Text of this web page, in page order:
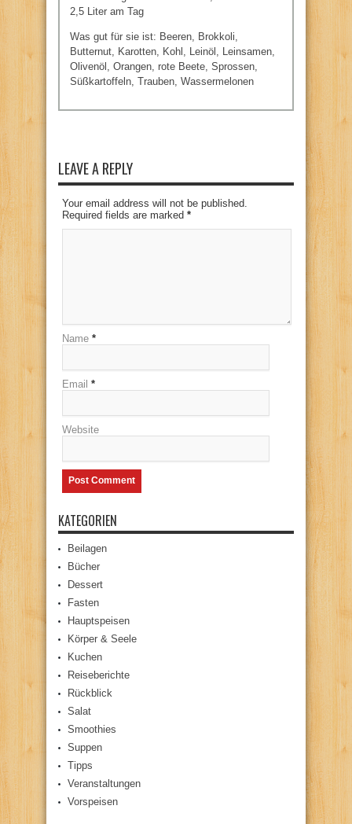
2,5 Liter am Tag
Was gut für sie ist: Beeren, Brokkoli,
Butternut, Karotten, Kohl, Leinöl, Leinsamen,
Olivenöl, Orangen, rote Beete, Sprossen,
Süßkartoffeln, Trauben, Wassermelonen
LEAVE A REPLY
Your email address will not be published.
Required fields are marked *
Name *
Email *
Website
KATEGORIEN
Beilagen
Bücher
Dessert
Fasten
Hauptspeisen
Körper & Seele
Kuchen
Reiseberichte
Rückblick
Salat
Smoothies
Suppen
Tipps
Veranstaltungen
Vorspeisen